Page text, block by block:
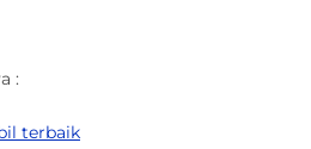
:
terbaik